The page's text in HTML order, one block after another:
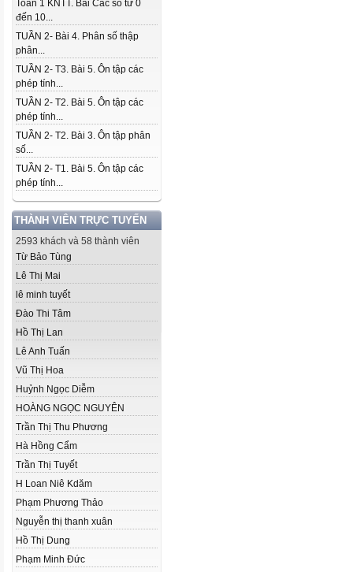
Toán 1 KNTT. Bài Các số từ 0
đến 10...
TUẦN 2- Bài 4. Phân số thập
phân...
TUẦN 2- T3. Bài 5. Ôn tập các
phép tính...
TUẦN 2- T2. Bài 5. Ôn tập các
phép tính...
TUẦN 2- T2. Bài 3. Ôn tập phân
số...
TUẦN 2- T1. Bài 5. Ôn tập các
phép tính...
THÀNH VIÊN TRỰC TUYẾN
2593 khách và 58 thành viên
Từ Bảo Tùng
Lê Thị Mai
lê minh tuyết
Đào Thi Tâm
Hồ Thị Lan
Lê Anh Tuấn
Vũ Thị Hoa
Huỷnh Ngọc Diễm
HOÀNG NGỌC NGUYÊN
Trần Thị Thu Phương
Hà Hồng Cẩm
Trần Thị Tuyết
H Loan Niê Kdăm
Phạm Phương Thảo
Nguyễn thị thanh xuân
Hồ Thị Dung
Phạm Minh Đức